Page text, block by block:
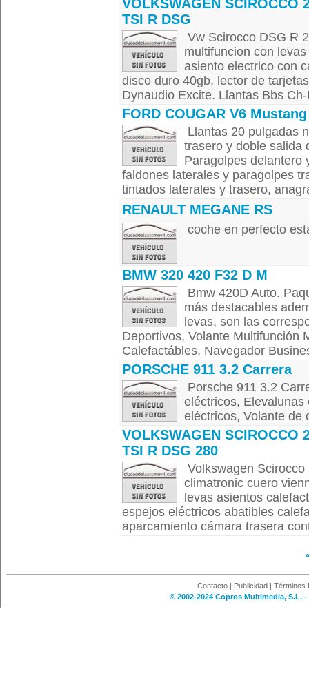
VOLKSWAGEN SCIROCCO
TSI R DSG
Vw Scirocco DSG R
multifuncion con
asiento electrico con
disco duro 40gb, lector de
Dynaudio Excite. Llantas Bbs
FORD COUGAR V6 Mustang
Llantas 20 pulgadas
trasero y doble salida
Paragolpes delantero
faldones laterales y paragolpes
tintados laterales y trasero,
RENAULT MEGANE RS
coche en perfecto
BMW 320 420 F32 D M
Bmw 420D Auto.
más destacables
levas, son las
Deportivos, Volante Multifunción
Calefactábles, Navegador
PORSCHE 911 3.2 Carrera
Porsche 911 3.2
eléctricos,
eléctricos, Volante de
VOLKSWAGEN SCIROCCO
TSI R DSG 280
Volkswagen
climatronic cuero
levas asientos
espejos eléctricos abatibles
aparcamiento cámara trasera
Contacto | Publicidad | Términos
© 2002-2024 Copros Multimedia, S.L.